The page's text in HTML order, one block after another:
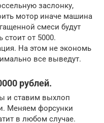
заслонку,
мотор иначе машина
смеси будут
от 5000.
На этом не экономь
все выведут.
рублей.
и ставим выхлоп
Меняем форсунки
в любом случае.